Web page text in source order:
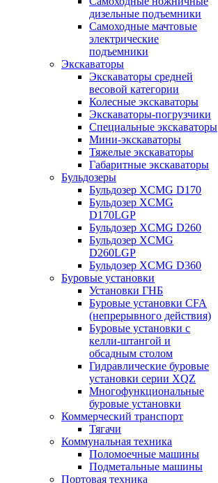
дизельные подъемники
Самоходные мачтовые
электрические
подъемники
Экскаваторы
Экскаваторы средней
весовой категории
Колесные экскаваторы
Экскаваторы-погрузчики
Специальные экскаваторы
Мини-экскаваторы
Тяжелые экскаваторы
Габаритные экскаваторы
Бульдозеры
Бульдозер XCMG D170
Бульдозер XCMG
D170LGP
Бульдозер XCMG D260
Бульдозер XCMG
D260LGP
Бульдозер XCMG D360
Буровые установки
Установки ГНБ
Буровые установки CFA
(непрерывного действия)
Буровые установки с
келли-штангой и
обсадным столом
Гидравлические буровые
установки серии XQZ
Многофункциональные
буровые установки
Коммерческий транспорт
Тягачи
Коммунальная техника
Поломоечные машины
Подметальные машины
Портовая техника